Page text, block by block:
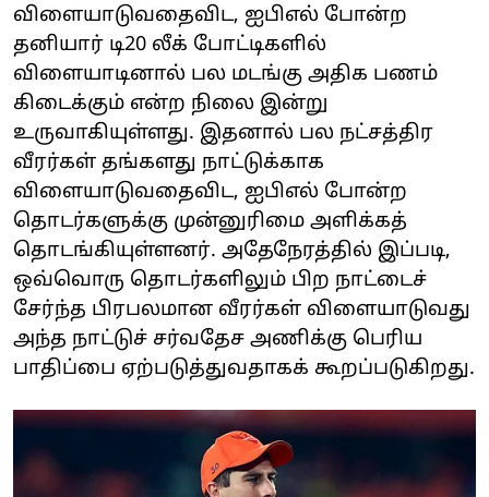
விளையாடுவதைவிட, ஐபிஎல் போன்ற
தனியார் டி20 லீக் போட்டிகளில்
விளையாடினால் பல மடங்கு அதிக பணம்
கிடைக்கும் என்ற நிலை இன்று
உருவாகியுள்ளது. இதனால் பல நட்சத்திர
வீரர்கள் தங்களது நாட்டுக்காக
விளையாடுவதைவிட, ஐபிஎல் போன்ற
தொடர்களுக்கு முன்னுரிமை அளிக்கத்
தொடங்கியுள்ளனர். அதேநேரத்தில் இப்படி,
ஒவ்வொரு தொடர்களிலும் பிற நாட்டைச்
சேர்ந்த பிரபலமான வீரர்கள் விளையாடுவது
அந்த நாட்டுச் சர்வதேச அணிக்கு பெரிய
பாதிப்பை ஏற்படுத்துவதாகக் கூறப்படுகிறது.